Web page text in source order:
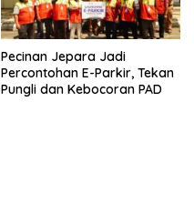
Pecinan Jepara Jadi
Percontohan E-Parkir, Tekan
Pungli dan Kebocoran PAD